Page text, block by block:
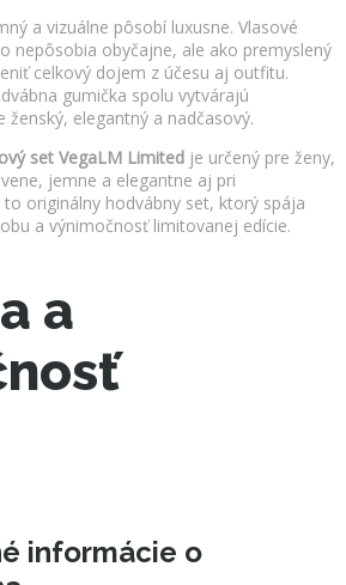
a vizuálne pôsobí luxusne. Vlasové
nepôsobia obyčajne, ale ako premyslený
celkový dojem z účesu aj outfitu.
gumička spolu vytvárajú
elegantný a nadčasový.
set VegaLM Limited je určený pre ženy,
jemne a elegantne aj pri
to originálny hodvábny set, ktorý spája
a výnimočnosť limitovanej edície.
a
informácie o